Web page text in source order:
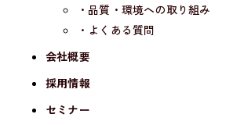
・品質・環境への取り組み
・よくある質問
会社概要
採用情報
セミナー